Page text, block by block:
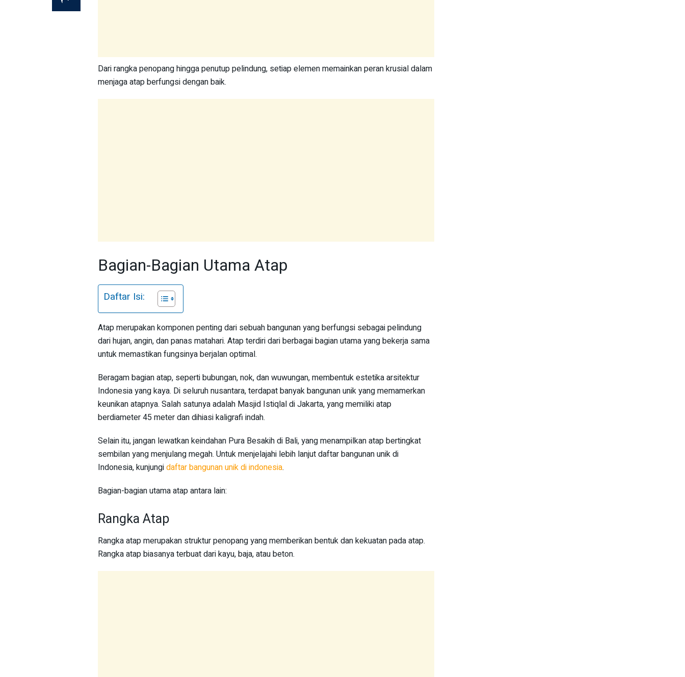
Dari rangka penopang hingga penutup pelindung, setiap elemen memainkan peran krusial dalam
menjaga atap berfungsi dengan baik.
Bagian-Bagian Utama Atap
Daftar Isi:
Atap merupakan komponen penting dari sebuah bangunan yang berfungsi sebagai pelindung
dari hujan, angin, dan panas matahari. Atap terdiri dari berbagai bagian utama yang bekerja sama
untuk memastikan fungsinya berjalan optimal.
Beragam bagian atap, seperti bubungan, nok, dan wuwungan, membentuk estetika arsitektur
Indonesia yang kaya. Di seluruh nusantara, terdapat banyak bangunan unik yang memamerkan
keunikan atapnya. Salah satunya adalah Masjid Istiqlal di Jakarta, yang memiliki atap
berdiameter 45 meter dan dihiasi kaligrafi indah.
Selain itu, jangan lewatkan keindahan Pura Besakih di Bali, yang menampilkan atap bertingkat
sembilan yang menjulang megah. Untuk menjelajahi lebih lanjut daftar bangunan unik di
Indonesia, kunjungidaftar bangunan unik di indonesia.
Bagian-bagian utama atap antara lain:
Rangka Atap
Rangka atap merupakan struktur penopang yang memberikan bentuk dan kekuatan pada atap.
Rangka atap biasanya terbuat dari kayu, baja, atau beton.